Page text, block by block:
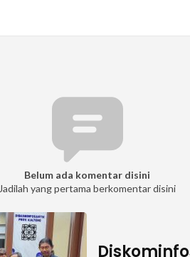
Belum ada komentar disini
Jadilah yang pertama berkomentar disini